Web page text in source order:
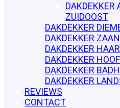
DAKDEKKER
ZUIDOOST
DAKDEKKER
DAKDEKKER
DAKDEKKER
DAKDEKKER
DAKDEKKER
DAKDEKKER
REVIEWS
CONTACT